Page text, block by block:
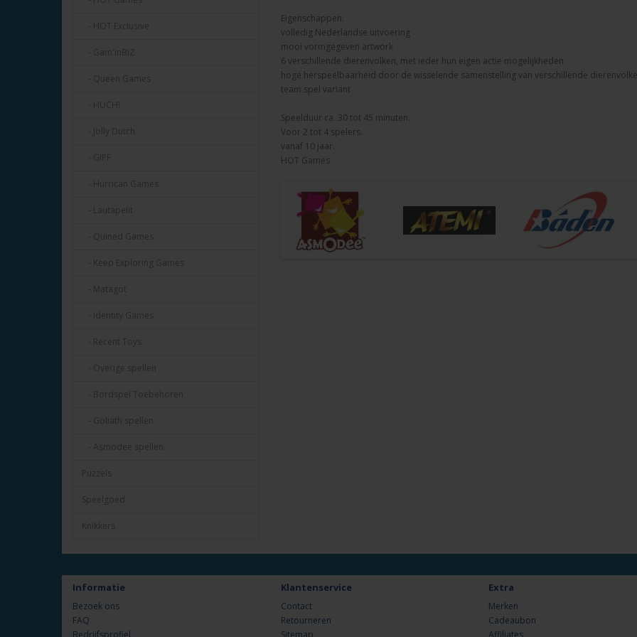
- HOT Exclusive
- Gam'inBIZ
- Queen Games
- HUCH!
- Jolly Dutch
- GIPF
- Hurrican Games
- Lautapelit
- Quined Games
- Keep Exploring Games
- Matagot
- Identity Games
- Recent Toys
- Overige spellen
- Bordspel Toebehoren
- Goliath spellen
- Asmodee spellen
Puzzels
Speelgoed
Knikkers
Eigenschappen:
volledig Nederlandse uitvoering
mooi vormgegeven artwork
6 verschillende dierenvolken, met ieder hun eigen actie mogelijkheden
hoge herspeelbaarheid door de wisselende samenstelling van verschillende
team spel variant
Speelduur ca. 30 tot 45 minuten.
Voor 2 tot 4 spelers.
vanaf 10 jaar.
HOT Games
Informatie
Bezoek ons
FAQ
Bedrijfsprofiel
Klantenservice
Contact
Retourneren
Sitemap
Extra
Merken
Cadeaubon
Affiliates